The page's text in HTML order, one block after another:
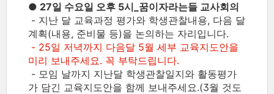
● 27일 수요일 오후 5시_꿈이자라는들 교사회의
- 지난 달 교육과정 평가와 학생관찰내용, 다음 달
계획(내용, 준비물 등)을 논의하는 자리입니다.
- 25일 저녁까지 다음달 5월 세부 교육지도안을
미리 보내주세요. 꼭 부탁드립니다.
- 모임 날까지 지난달 학생관찰일지와 활동평가
가 담긴 교육지도안을 함께 보내주세요.(3월 것도